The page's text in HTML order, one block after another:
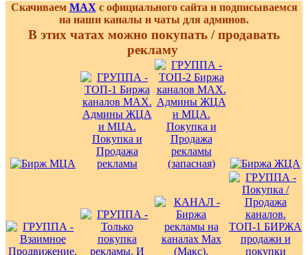
Скачиваем MAX с официального сайта и подписываемся
на наши каналы и чаты для админов.
В этих чатах можно покупать / продавать
рекламу